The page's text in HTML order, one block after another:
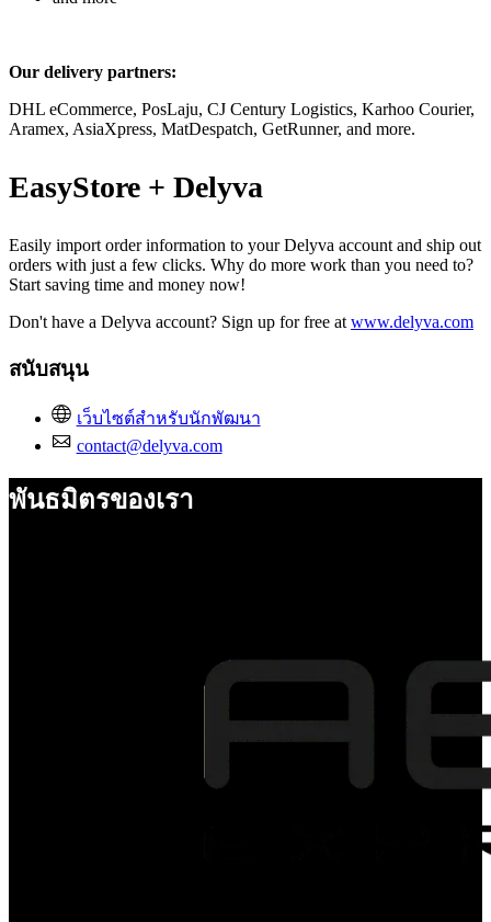
Our delivery partners:
DHL eCommerce, PosLaju, CJ Century Logistics, Karhoo Courier,
Aramex, AsiaXpress, MatDespatch, GetRunner, and more.
EasyStore + Delyva
Easily import order information to your Delyva account and ship out
orders with just a few clicks. Why do more work than you need to?
Start saving time and money now!
Don't have a Delyva account? Sign up for free at www.delyva.com
สนับสนุน
เว็บไซต์สำหรับนักพัฒนา
contact@delyva.com
พันธมิตรของเรา